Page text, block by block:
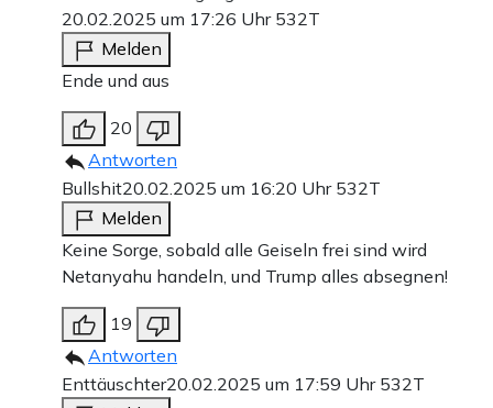
20.02.2025 um 17:26 Uhr 532T
Melden
Ende und aus
20
Antworten
Bullshit20.02.2025 um 16:20 Uhr 532T
Melden
Keine Sorge, sobald alle Geiseln frei sind wird
Netanyahu handeln, und Trump alles absegnen!
19
Antworten
Enttäuschter20.02.2025 um 17:59 Uhr 532T